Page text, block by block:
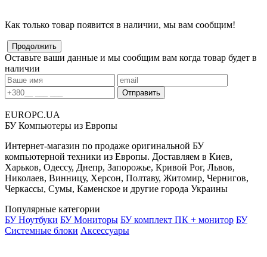
Как только товар появится в наличии, мы вам сообщим!
Оставьте ваши данные и мы сообщим вам когда товар будет в
наличии
EUROPC.UA
БУ Компьютеры из Европы
Интернет-магазин по продаже оригинальной БУ
компьютерной техники из Европы. Доставляем в Киев,
Харьков, Одессу, Днепр, Запорожье, Кривой Рог, Львов,
Николаев, Винницу, Херсон, Полтаву, Житомир, Чернигов,
Черкассы, Сумы, Каменское и другие города Украины
Популярные категории
БУ Ноутбуки БУ Мониторы БУ комплект ПК + монитор БУ
Системные блоки Аксессуары